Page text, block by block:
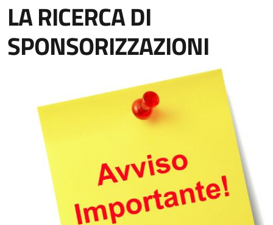
LA RICERCA DI
SPONSORIZZAZIONI